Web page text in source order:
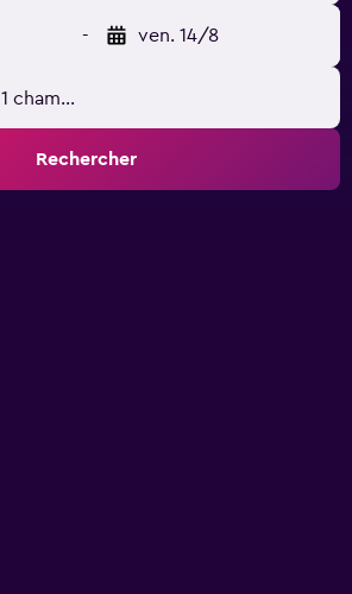
- ven. 14/8
chambre
Rechercher